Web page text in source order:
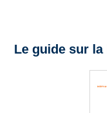
Le guide sur la